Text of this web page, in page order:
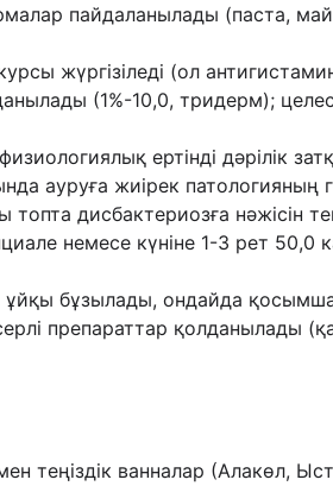
пайдаланылады (паста,
жүргізіледі (ол
(1%-10,0, тридерм);
ертінді дəрілік
ауруға жиірек патологияның
дисбактериозға нəжісін
немесе күніне 1-3 рет 50,0
ұйқы бұзылады, ондайда қосымша
препараттар қолданылады
теңіздік ванналар (Алакөл,